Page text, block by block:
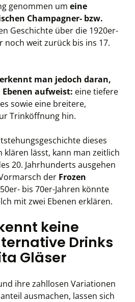
genommen um eine
Champagner- bzw.
Geschichte über die 1920er-
noch weit zurück bis ins 17.
man jedoch daran,
Ebenen aufweist: eine tiefere
sowie eine breitere,
Trinköffnung hin.
dieses
klären lässt, kann man zeitlich
20. Jahrhunderts ausgehen
der Frozen
bis 70er-Jahren könnte
mit zwei Ebenen erklären.
keine
Drinks
Gläser
ihre zahllosen Variationen
ausmachen, lassen sich